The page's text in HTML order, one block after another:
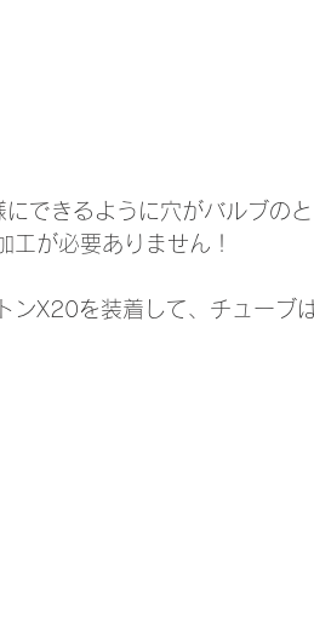
できるように穴がバルブの
工が必要ありません！
ンX20を装着して、チューブ